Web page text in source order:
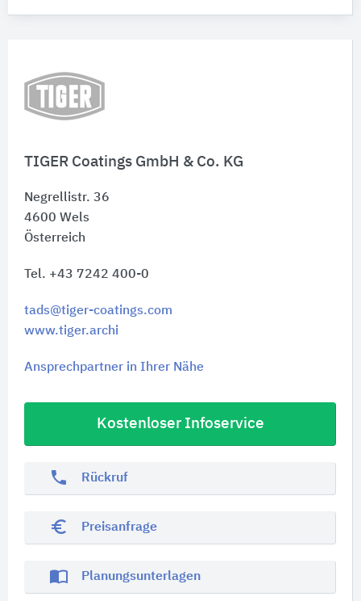
TIGER Coatings GmbH & Co. KG
Negrellistr. 36
4600 Wels
Österreich
Tel. +43 7242 400-0
tads@tiger-coatings.com
www.tiger.archi
Ansprechpartner in Ihrer Nähe
Kostenloser Infoservice
phone Rückruf
euro_symbol Preisanfrage
import_contacts Planungsunterlagen